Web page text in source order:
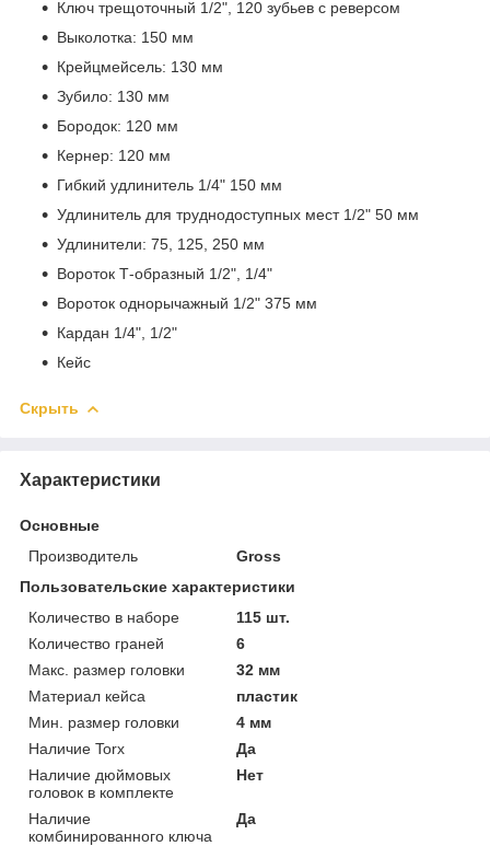
Ключ трещоточный 1/2", 120 зубьев с реверсом
Выколотка: 150 мм
Крейцмейсель: 130 мм
Зубило: 130 мм
Бородок: 120 мм
Кернер: 120 мм
Гибкий удлинитель 1/4" 150 мм
Удлинитель для труднодоступных мест 1/2" 50 мм
Удлинители: 75, 125, 250 мм
Вороток Т-образный 1/2", 1/4"
Вороток однорычажный 1/2" 375 мм
Кардан 1/4", 1/2"
Кейс
Скрыть
Характеристики
Основные
Производитель
Gross
Пользовательские характеристики
Количество в наборе
115 шт.
Количество граней
6
Макс. размер головки
32 мм
Материал кейса
пластик
Мин. размер головки
4 мм
Наличие Torx
Да
Наличие дюймовых
головок в комплекте
Нет
Наличие
комбинированного ключа
Да